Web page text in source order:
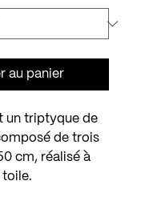
au panier
un triptyque de
de trois
cm, réalisé à
toile.